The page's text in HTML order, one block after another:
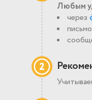
Любым
через
2